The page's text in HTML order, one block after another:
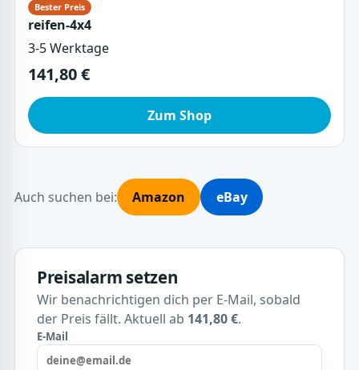
reifen-4x4
3-5 Werktage
141,80 €
Zum Shop
Auch suchen bei: Amazon eBay
Preisalarm setzen
Wir benachrichtigen dich per E-Mail, sobald
der Preis fällt. Aktuell ab 141,80 €.
E-Mail